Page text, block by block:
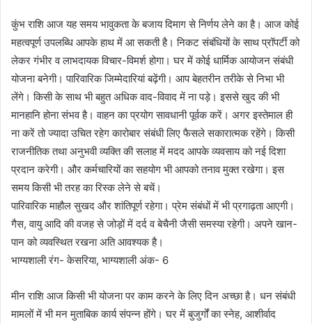
कुंभ राशि आज यह समय भावुकता के बजाय दिमाग से निर्णय लेने का है। आज कोई
महत्वपूर्ण उपलब्धि आपके हाथ में आ सकती है। निकट संबंधियों के साथ प्रॉपर्टी को
लेकर गंभीर व लाभदायक विचार-विमर्श होगा। घर में कोई धार्मिक आयोजन संबंधी
योजना बनेगी। पारिवारिक जिम्मेदारियां बढ़ेंगी। आप बेहतरीन तरीके से निभा भी
लेंगे। किसी के साथ भी बहुत अधिक वाद-विवाद में ना पड़े। इससे खुद की भी
मानहानि होना संभव है। वाहन का प्रयोग सावधानी पूर्वक करें। अगर इस्तेमाल ही
ना करें तो ज्यादा उचित रहेग कारोबार संबंधी लिए फैसले सकारात्मक रहेंगे। किसी
राजनीतिक तथा अनुभवी व्यक्ति की सलाह में मदद आपके व्यवसाय को नई दिशा
प्रदान करेगी। और कर्मचारियों का सहयोग भी आपको तनाव मुक्त रखेगा। इस
समय किसी भी तरह का रिस्क लेने से बचें।
पारिवारिक माहौल सुखद और शांतिपूर्ण रहेगा। प्रेम संबंधों में भी प्रगाढ़ता आएगी।
गैस, वायु आदि की वजह से जोड़ों में दर्द व बेचैनी जैसी समस्या रहेगी। अपने खान-
पान को व्यवस्थित रखना अति आवश्यक है।
भाग्यशाली रंग- केसरिया, भाग्यशाली अंक- 6
मीन राशि आज किसी भी योजना पर काम करने के लिए दिन अच्छा है। धन संबंधी
मामलों में भी मन मुताबिक कार्य संपन्न होंगे। घर में बुजुर्गों का स्नेह, आशीर्वाद